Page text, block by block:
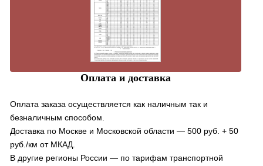
Оплата и доставка
Оплата заказа осуществляется как наличным так и
безналичным способом.
Доставка по Москве и Московской области — 500 руб. + 50
руб./км от МКАД.
В другие регионы России — по тарифам транспортной